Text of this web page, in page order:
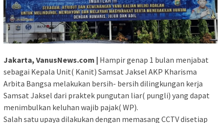
Jakarta, VanusNews.com | Hampir genap 1 bulan menjabat
sebagai Kepala Unit( Kanit) Samsat Jaksel AKP Kharisma
Arbita Bangsa melakukan bersih- bersih dilingkungan kerja
Samsat Jaksel dari praktek pungutan liar( pungli) yang dapat
menimbulkan keluhan wajib pajak( WP).
Salah satu upaya dilakukan dengan memasang CCTV disetiap